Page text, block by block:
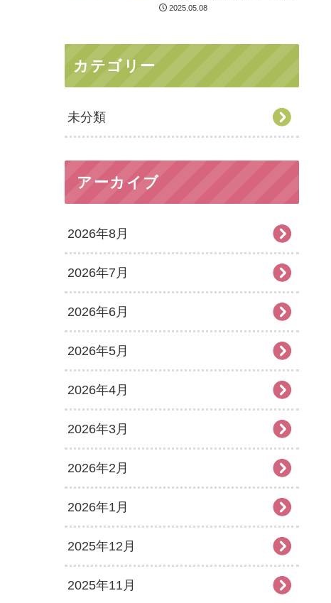
後等デイサービス 児童発
2025.05.08
カテゴリー
未分類
アーカイブ
2026年8月
2026年7月
2026年6月
2026年5月
2026年4月
2026年3月
2026年2月
2026年1月
2025年12月
2025年11月